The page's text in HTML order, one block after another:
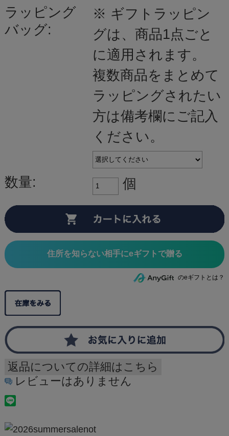
ラッピング
バッグ:
※ ギフトラッピン
グは、商品1点ごと
に適用されます。
複数商品をまとめて
ラッピングされたい
方は備考欄にご記入
ください。
数量: 個
住所を知らない相手にeギフトで贈る
のeギフトとは？
返品についての詳細はこちら
レビューはありません